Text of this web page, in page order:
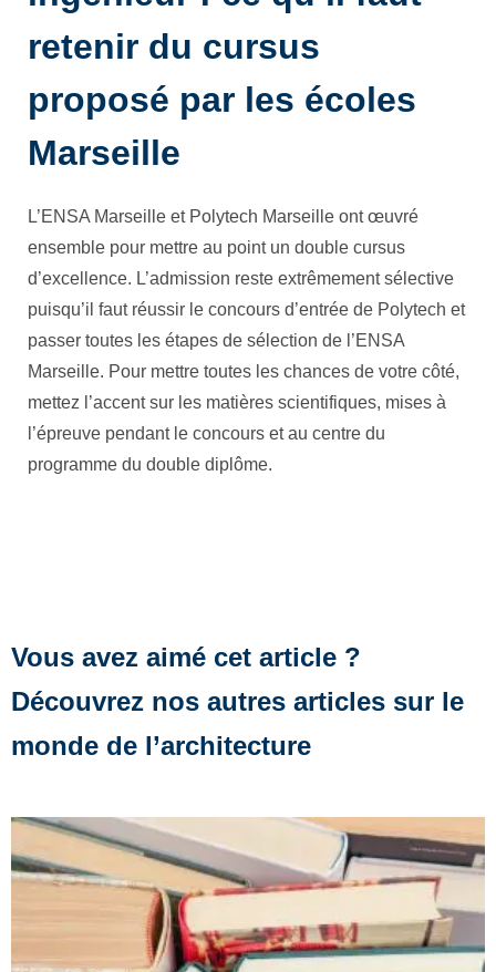
retenir du cursus
proposé par les écoles
Marseille
L’ENSA Marseille et Polytech Marseille ont œuvré
ensemble pour mettre au point un double cursus
d’excellence. L’admission reste extrêmement sélective
puisqu’il faut réussir le concours d’entrée de Polytech et
passer toutes les étapes de sélection de l’ENSA
Marseille. Pour mettre toutes les chances de votre côté,
mettez l’accent sur les matières scientifiques, mises à
l’épreuve pendant le concours et au centre du
programme du double diplôme.
Vous avez aimé cet article ?
Découvrez nos autres articles sur le
monde de l’architecture